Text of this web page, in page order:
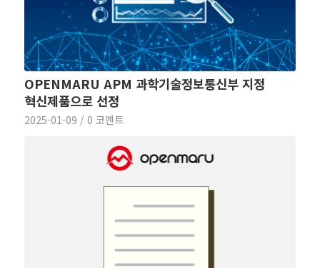
OPENMARU APM 과학기술정보통신부 지정
혁신제품으로 선정
2025-01-09 / 0 코멘트